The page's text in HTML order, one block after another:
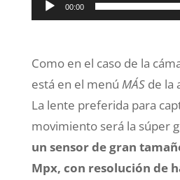
00:00
Como en el caso de la
está en el menú MÁSde la
La lente preferida para
movimiento será la súper
un sensor de gran
Mpx, con resolución de